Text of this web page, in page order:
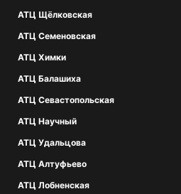
АТЦ Щёлковская
АТЦ Семеновская
АТЦ Химки
АТЦ Балашиха
АТЦ Севастопольская
АТЦ Научный
АТЦ Удальцова
АТЦ Алтуфьево
АТЦ Лобненская